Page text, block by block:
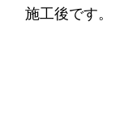
施工後です。